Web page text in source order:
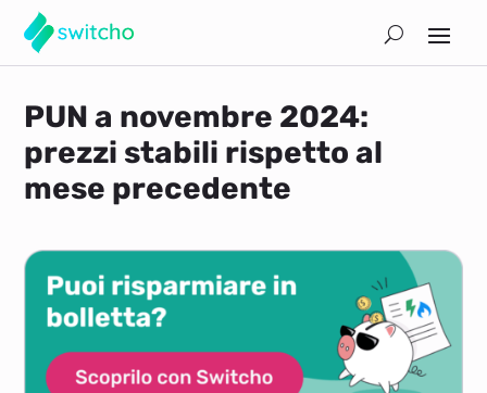
PUN a novembre 2024:
prezzi stabili rispetto al
mese precedente